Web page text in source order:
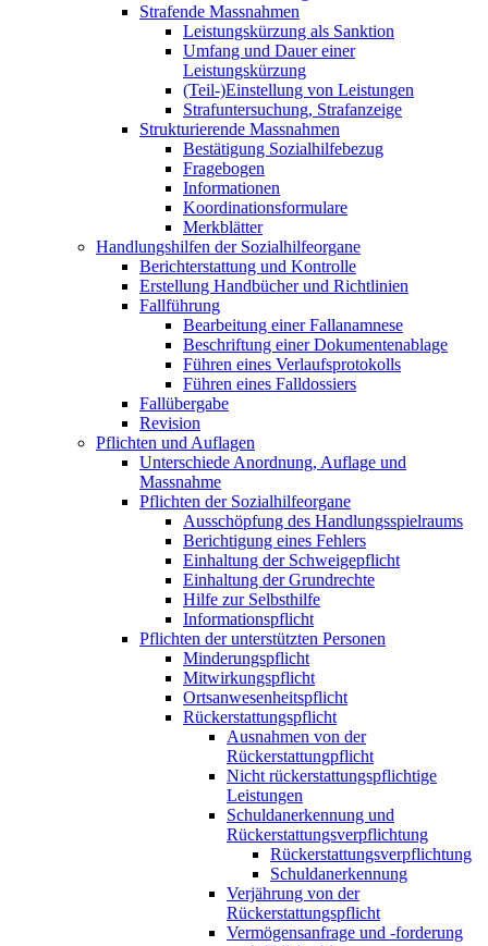
Strafende Massnahmen
Leistungskürzung als Sanktion
Umfang und Dauer einer
Leistungskürzung
(Teil-)Einstellung von Leistungen
Strafuntersuchung, Strafanzeige
Strukturierende Massnahmen
Bestätigung Sozialhilfebezug
Fragebogen
Informationen
Koordinationsformulare
Merkblätter
Handlungshilfen der Sozialhilfeorgane
Berichterstattung und Kontrolle
Erstellung Handbücher und Richtlinien
Fallführung
Bearbeitung einer Fallanamnese
Beschriftung einer Dokumentenablage
Führen eines Verlaufsprotokolls
Führen eines Falldossiers
Fallübergabe
Revision
Pflichten und Auflagen
Unterschiede Anordnung, Auflage und
Massnahme
Pflichten der Sozialhilfeorgane
Ausschöpfung des Handlungsspielraums
Berichtigung eines Fehlers
Einhaltung der Schweigepflicht
Einhaltung der Grundrechte
Hilfe zur Selbsthilfe
Informationspflicht
Pflichten der unterstützten Personen
Minderungspflicht
Mitwirkungspflicht
Ortsanwesenheitspflicht
Rückerstattungspflicht
Ausnahmen von der
Rückerstattungpflicht
Nicht rückerstattungspflichtige
Leistungen
Schuldanerkennung und
Rückerstattungsverpflichtung
Rückerstattungsverpflichtung
Schuldanerkennung
Verjährung von der
Rückerstattungspflicht
Vermögensanfrage und -forderung